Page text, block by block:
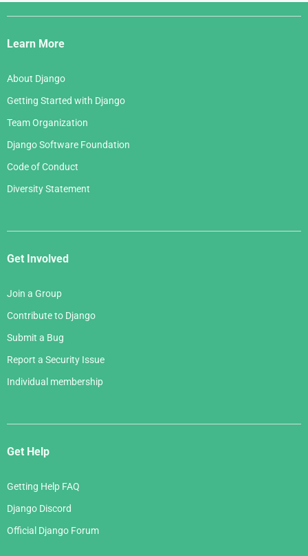
Django
Links
Learn More
About Django
Getting Started with Django
Team Organization
Django Software Foundation
Code of Conduct
Diversity Statement
Get Involved
Join a Group
Contribute to Django
Submit a Bug
Report a Security Issue
Individual membership
Get Help
Getting Help FAQ
Django Discord
Official Django Forum